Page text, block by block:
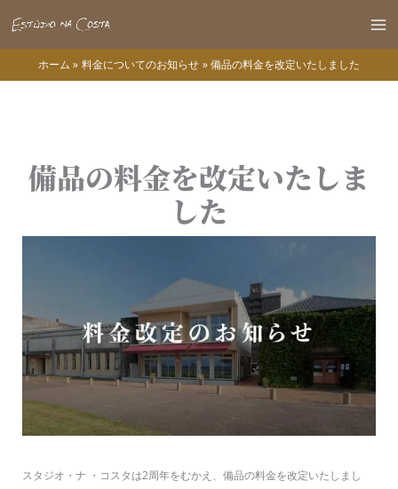
容
ス
ホーム 料金についてのお知らせ 備品の料金を改定いたしました
備品の料金を改定いたしま
した
スタジオ・ナ ・コスタは2周年をむかえ、備品の料金を改定いたしまし